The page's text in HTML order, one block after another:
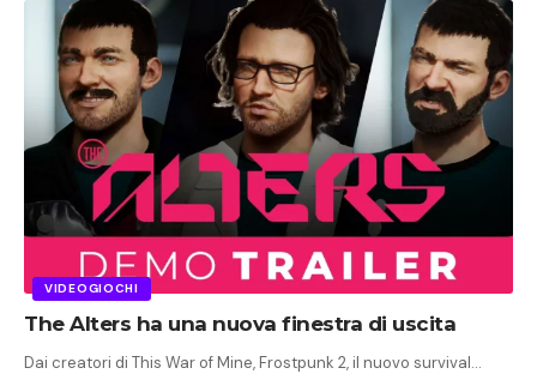
VIDEOGIOCHI
The Alters ha una nuova finestra di uscita
Dai creatori di This War of Mine, Frostpunk 2, il nuovo survival…